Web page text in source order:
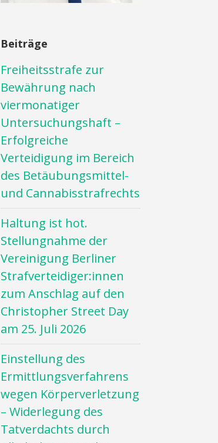
Beiträge
Freiheitsstrafe zur
Bewährung nach
viermonatiger
Untersuchungshaft –
Erfolgreiche
Verteidigung im Bereich
des Betäubungsmittel-
und Cannabisstrafrechts
Haltung ist hot.
Stellungnahme der
Vereinigung Berliner
Strafverteidiger:innen
zum Anschlag auf den
Christopher Street Day
am 25. Juli 2026
Einstellung des
Ermittlungsverfahrens
wegen Körperverletzung
– Widerlegung des
Tatverdachts durch